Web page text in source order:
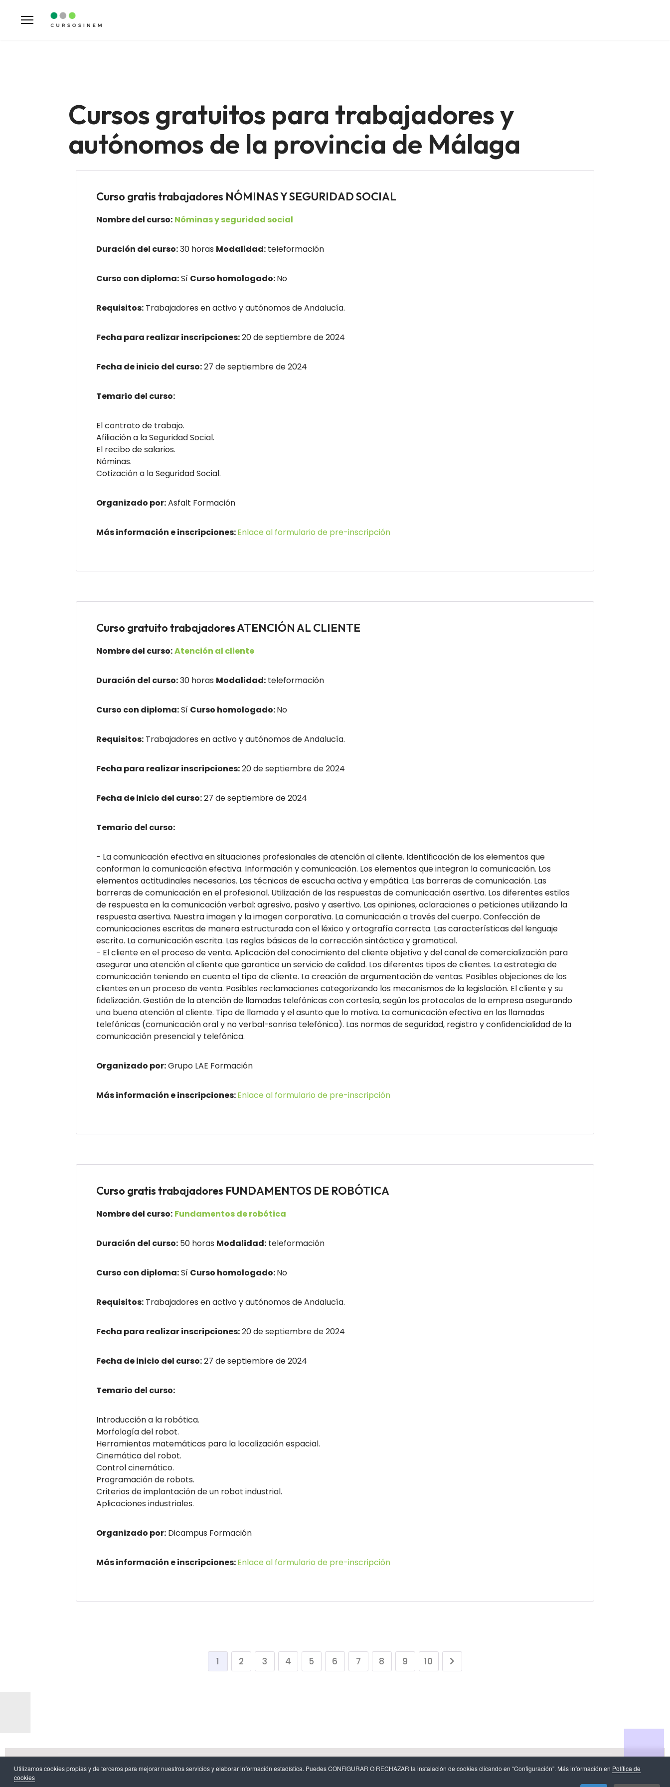
Utilizamos cookies propias y de terceros para mejorar nuestros servicios y elaborar información estadística. Puedes CONFIGURAR O RECHAZAR la instalación de cookies clicando en “Configuración". Más información en Política de
cookies
Cursos gratuitos para trabajadores y
autónomos de la provincia de Málaga
Curso gratis trabajadores NÓMINAS Y SEGURIDAD SOCIAL
Nombre del curso: Nóminas y seguridad social
Duración del curso:30 horas Modalidad: teleformación
Curso con diploma:Sí Curso homologado:No
Requisitos: Trabajadores en activo y autónomos de Andalucía.
Fecha para realizar inscripciones:20 de septiembre de 2024
Fecha de inicio del curso:27 de septiembre de 2024
Temario del curso:
El contrato de trabajo.
Afiliación a la Seguridad Social.
El recibo de salarios.
Nóminas.
Cotización a la Seguridad Social.
Organizado por:Asfalt Formación
Más información e inscripciones:Enlace al formulario de pre-inscripción
Curso gratuito trabajadores ATENCIÓN AL CLIENTE
Nombre del curso:Atención al cliente
Duración del curso:30 horas Modalidad: teleformación
Curso con diploma:Sí Curso homologado:No
Requisitos: Trabajadores en activo y autónomos de Andalucía.
Fecha para realizar inscripciones:20 de septiembre de 2024
Fecha de inicio del curso:27 de septiembre de 2024
Temario del curso:
- La comunicación efectiva en situaciones profesionales de atención al cliente. Identificación de los elementos que
conforman la comunicación efectiva. Información y comunicación. Los elementos que integran la comunicación. Los
elementos actitudinales necesarios. Las técnicas de escucha activa y empática. Las barreras de comunicación. Las
barreras de comunicación en el profesional. Utilización de las respuestas de comunicación asertiva. Los diferentes estilos
de respuesta en la comunicación verbal: agresivo, pasivo y asertivo. Las opiniones, aclaraciones o peticiones utilizando la
respuesta asertiva. Nuestra imagen y la imagen corporativa. La comunicación a través del cuerpo. Confección de
comunicaciones escritas de manera estructurada con el léxico y ortografía correcta. Las características del lenguaje
escrito. La comunicación escrita. Las reglas básicas de la corrección sintáctica y gramatical.
- El cliente en el proceso de venta. Aplicación del conocimiento del cliente objetivo y del canal de comercialización para
asegurar una atención al cliente que garantice un servicio de calidad. Los diferentes tipos de clientes. La estrategia de
comunicación teniendo en cuenta el tipo de cliente. La creación de argumentación de ventas. Posibles objeciones de los
clientes en un proceso de venta. Posibles reclamaciones categorizando los mecanismos de la legislación. El cliente y su
fidelización. Gestión de la atención de llamadas telefónicas con cortesía, según los protocolos de la empresa asegurando
una buena atención al cliente. Tipo de llamada y el asunto que lo motiva. La comunicación efectiva en las llamadas
telefónicas (comunicación oral y no verbal-sonrisa telefónica). Las normas de seguridad, registro y confidencialidad de la
comunicación presencial y telefónica.
Organizado por:Grupo LAE Formación
Más información e inscripciones:Enlace al formulario de pre-inscripción
Curso gratis trabajadores FUNDAMENTOS DE ROBÓTICA
Nombre del curso: Fundamentos de robótica
Duración del curso: 50 horas Modalidad: teleformación
Curso con diploma:Sí Curso homologado:No
Requisitos: Trabajadores en activo y autónomos de Andalucía.
Fecha para realizar inscripciones:20 de septiembre de 2024
Fecha de inicio del curso:27 de septiembre de 2024
Temario del curso:
Introducción a la robótica.
Morfología del robot.
Herramientas matemáticas para la localización espacial.
Cinemática del robot.
Control cinemático.
Programación de robots.
Criterios de implantación de un robot industrial.
Aplicaciones industriales.
Organizado por: Dicampus Formación
Más información e inscripciones:Enlace al formulario de pre-inscripción
1 2 3 4 5 6 7 8 9 10
Aviso legal-Política de cookies y configuración de cookies- Protección de datos.